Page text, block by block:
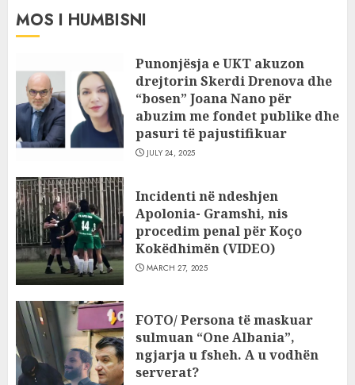
MOS I HUMBISNI
Punonjësja e UKT akuzon
drejtorin Skerdi Drenova dhe
“bosen” Joana Nano për
abuzim me fondet publike dhe
pasuri të pajustifikuar
JULY 24, 2025
Incidenti në ndeshjen
Apolonia- Gramshi, nis
procedim penal për Koço
Kokëdhimën (VIDEO)
MARCH 27, 2025
FOTO/ Persona të maskuar
sulmuan “One Albania”,
ngjarja u fsheh. A u vodhën
serverat?